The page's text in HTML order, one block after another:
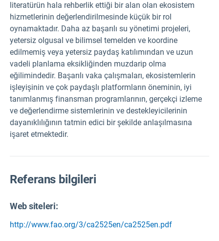
literatürün hala rehberlik ettiği bir alan olan ekosistem
hizmetlerinin değerlendirilmesinde küçük bir rol
oynamaktadır. Daha az başarılı su yönetimi projeleri,
yetersiz olgusal ve bilimsel temelden ve koordine
edilmemiş veya yetersiz paydaş katılımından ve uzun
vadeli planlama eksikliğinden muzdarip olma
eğilimindedir. Başarılı vaka çalışmaları, ekosistemlerin
işleyişinin ve çok paydaşlı platformların öneminin, iyi
tanımlanmış finansman programlarının, gerçekçi izleme
ve değerlendirme sistemlerinin ve destekleyicilerinin
dayanıklılığının tatmin edici bir şekilde anlaşılmasına
işaret etmektedir.
Referans bilgileri
Web siteleri:
http://www.fao.org/3/ca2525en/ca2525en.pdf